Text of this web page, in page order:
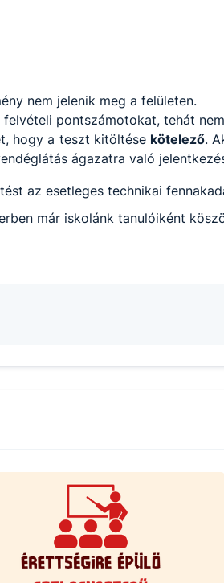
nem jelenik meg a felületen.
felvételi pontszámotokat, tehát
hogy a teszt kitöltése kötelező.
ágazatra való
az esetleges technikai
már iskolánk tanulóiként